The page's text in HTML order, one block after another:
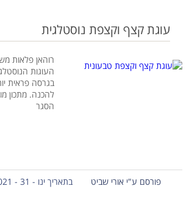
עוגת קצף וקצפת נוסטלגית
רוהאן פלאות
העוגות
בגרסה פראית
להכנה. מתכון
הסגר
פורסם ע"י אורי שביט בתאריך ינו - 31 - 2021